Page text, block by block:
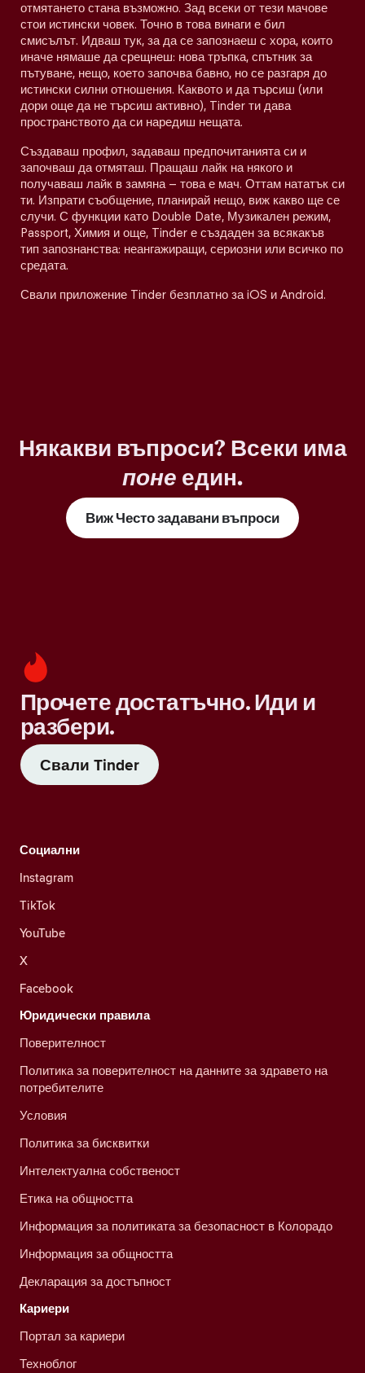
отмятането стана възможно. Зад всеки от тези мачове
стои истински човек. Точно в това винаги е бил
смисълът. Идваш тук, за да се запознаеш с хора, които
иначе нямаше да срещнеш: нова тръпка, спътник за
пътуване, нещо, което започва бавно, но се разгаря до
истински силни отношения. Каквото и да търсиш (или
дори още да не търсиш активно), Tinder ти дава
пространството да си наредиш нещата.
Създаваш профил, задаваш предпочитанията си и
започваш да отмяташ. Пращаш лайк на някого и
получаваш лайк в замяна – това е мач. Оттам нататък си
ти. Изпрати съобщение, планирай нещо, виж какво ще се
случи. С функции като Double Date, Музикален режим,
Passport, Химия и още, Tinder е създаден за всякакъв
тип запознанства: неангажиращи, сериозни или всичко по
средата.
Свали приложение Tinder безплатно за iOS и Android.
Някакви въпроси? Всеки има
поне един.
Виж Често задавани въпроси
Прочете достатъчно. Иди и
разбери.
Свали Tinder
Социални
Instagram
TikTok
YouTube
X
Facebook
Юридически правила
Поверителност
Политика за поверителност на данните за здравето на
потребителите
Условия
Политика за бисквитки
Интелектуална собственост
Етика на общността
Информация за политиката за безопасност в Колорадо
Информация за общността
Декларация за достъпност
Кариери
Портал за кариери
Техноблог